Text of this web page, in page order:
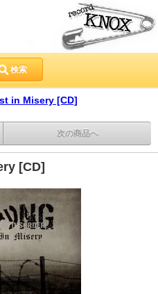
検索
in Misery [CD]
次の商品へ
[CD]